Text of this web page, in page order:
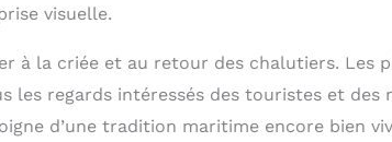
visuelle.
à la criée et au retour des chalutiers. Les
les regards intéressés des touristes et des
d’une tradition maritime encore bien